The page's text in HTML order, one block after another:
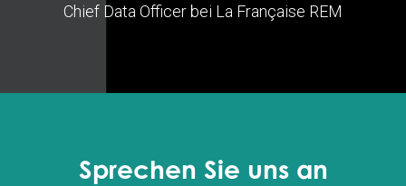
Chief Data Officer bei La Française REM
Sprechen Sie uns an